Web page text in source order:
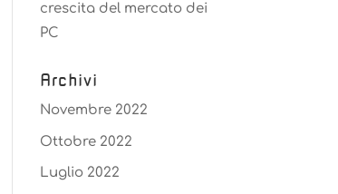
crescita del mercato dei
PC
Archivi
Novembre 2022
Ottobre 2022
Luglio 2022